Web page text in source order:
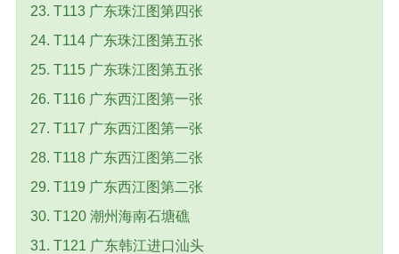
23. T113 广东珠江图第四张
24. T114 广东珠江图第五张
25. T115 广东珠江图第五张
26. T116 广东西江图第一张
27. T117 广东西江图第一张
28. T118 广东西江图第二张
29. T119 广东西江图第二张
30. T120 潮州海南石塘礁
31. T121 广东韩江进口汕头